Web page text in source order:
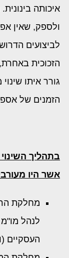
איכותה
ולספק, שאין
לביצועים
הזכוכית
גורר איתו
הזמנים של
בתהליך
אשר היו
מחלקת
לנהל
העסקיים